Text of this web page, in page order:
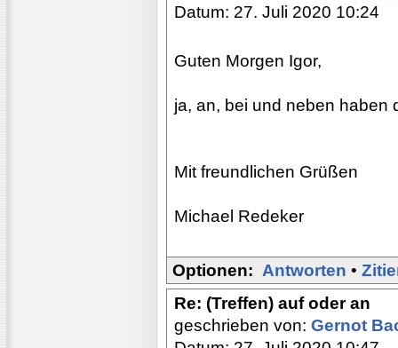
Datum: 27. Juli 2020 10:24
Guten Morgen Igor,
ja, an, bei und neben haben
Mit freundlichen Grüßen
Michael Redeker
Optionen: Antworten •
Re: (Treffen) auf oder an
geschrieben von: Gernot